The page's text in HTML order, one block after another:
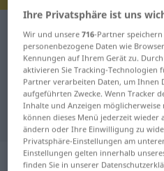
Niederländisch-Deutsch
Niederländisch-
Übersetzung für
"huid" Deutsch
„huid“:
Ihre Privatsphäre ist uns
Wir und unsere716-Partner
personenbezogene Daten wie
Kennungen auf Ihrem Gerät zu.
aktivieren Sie Tracking-Technologien
Partner verarbeiten Daten, um Ihnen
aufgeführten Zwecke. Wenn Tracker
Inhalte und Anzeigen
können dieses Menü jederzeit
ändern oder Ihre Einwilligung zu
Privatsphäre-Einstellungen am
Einstellungen gelten innerhalb
finden Sie in unserer